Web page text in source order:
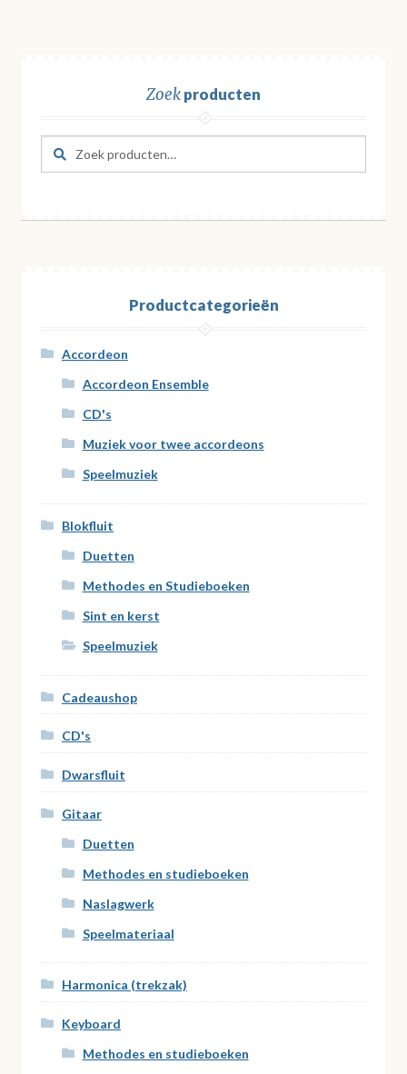
Zoekproducten
Zoeken
naar:
Zoeken
Productcategorieën
Accordeon
Accordeon Ensemble
CD's
Muziek voor twee accordeons
Speelmuziek
Blokfluit
Duetten
Methodes en Studieboeken
Sint en kerst
Speelmuziek
Cadeaushop
CD's
Dwarsfluit
Gitaar
Duetten
Methodes en studieboeken
Naslagwerk
Speelmateriaal
Harmonica (trekzak)
Keyboard
Methodes en studieboeken